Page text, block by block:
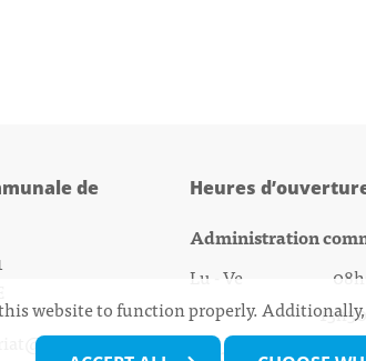
de
Heures
Administration
Lu - Ve 08h00
13h30 -
Biergercenter
website to function properly.